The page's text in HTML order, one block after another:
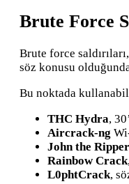
Brute Force
Brute force
söz konusu
Bu noktada
THC Hydra,
Aircrack-ng
John the Ripper
Rainbow Crack
L0phtCrack,